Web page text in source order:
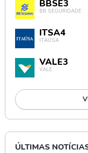
BBSE3
BB SEGURIDADE
ITSA4
ITAÚSA
VALE3
VALE
ÚLTIMAS